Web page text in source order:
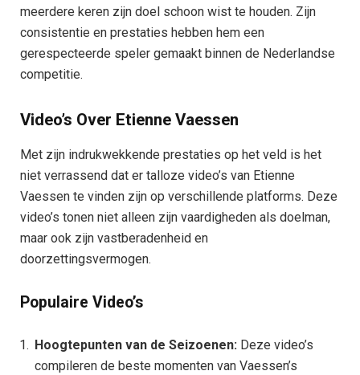
meerdere keren zijn doel schoon wist te houden. Zijn
consistentie en prestaties hebben hem een
gerespecteerde speler gemaakt binnen de Nederlandse
competitie.
Video’s Over Etienne Vaessen
Met zijn indrukwekkende prestaties op het veld is het
niet verrassend dat er talloze video’s van Etienne
Vaessen te vinden zijn op verschillende platforms. Deze
video’s tonen niet alleen zijn vaardigheden als doelman,
maar ook zijn vastberadenheid en
doorzettingsvermogen.
Populaire Video’s
Hoogtepunten van de Seizoenen: Deze video’s
compileren de beste momenten van Vaessen’s